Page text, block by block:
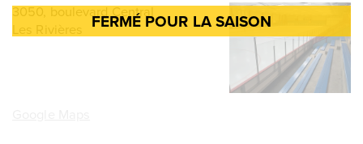
3050, boulevard Central
Les Rivières